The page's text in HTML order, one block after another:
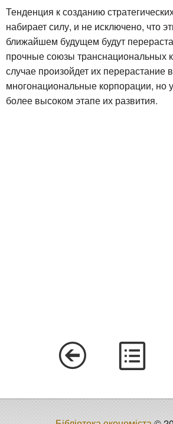
Тенденция к созданию
набирает силу, и не исключено, что
ближайшем будущем будут
прочные союзы транснациональных
случае произойдет их перерастание в
многонациональные корпорации, но
более высоком этапе их развития.